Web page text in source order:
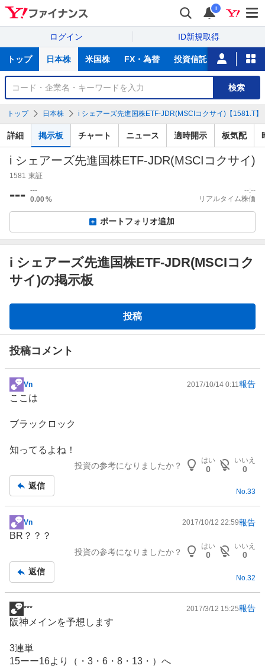
i
ログイン ID新規取得
サ
トップ 日本株 米国株 FX・為替 投資信託 ニュース
銘
検
索
検索
トップ 日本株 i シェアーズ先進国株ETF-JDR(MSCIコクサイ)【1581.T】
詳細 掲示板 チャート ニュース 適時開示 板気配
i シェアーズ先進国株ETF-JDR(MSCIコクサイ)
1581 東証
--- ---
0.00%
--:--
リアルタイム株価
ポートフォリオ追加
i シェアーズ先進国株ETF-JDR(MSCIコク
サイ)の掲示板
板
投稿
投稿コメント
掲
示
記
Vn 2017/10/14 0:11 報告
ここは
ブラックロック
知ってるよね！
投資の参考になりましたか？
はい
0
いいえ
0
返信
No.33
掲
示
事
Vn 2017/10/12 22:59報告
BR？？？
投資の参考になりましたか？
はい
0
いいえ
0
返信
No. 32
掲
示
記
事
*** 2017/3/12 15:25報告
阪神メインを予想します
3連単
15ーー16より（・3・6・8・13・）へ